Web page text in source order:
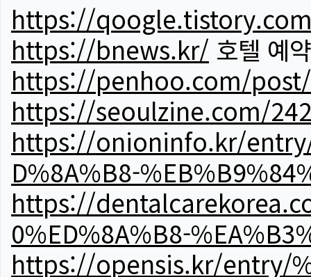
https://
https://bnews.kr/ 호텔 예약
https://penhoo.com/
https://seoulzine.com/
https://onioninfo.kr/entry/
D%8A%B8-
https://
0%ED%8A%B8-
https://opensis.kr/entry/